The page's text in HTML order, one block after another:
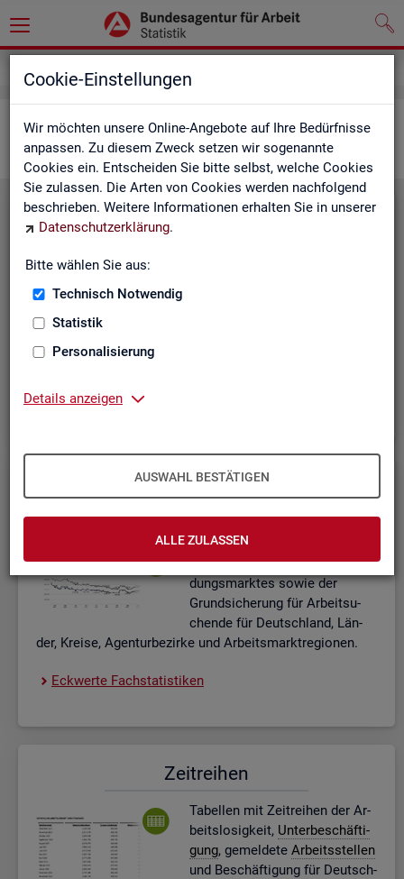
Cookie-Einstellungen
Wir möchten unsere Online-Angebote auf Ihre Bedürfnisse
anpassen. Zu diesem Zweck setzen wir sogenannte
Cookies ein. Entscheiden Sie bitte selbst, welche Cookies
Sie zulassen. Die Arten von Cookies werden nachfolgend
beschrieben. Weitere Informationen erhalten Sie in unserer
Datenschutzerklärung.
Bitte wählen Sie aus:
Technisch Notwendig
Statistik
Personalisierung
Details anzeigen
AUSWAHL BESTÄTIGEN
ALLE ZULASSEN
Ar­beits­markt im Über­blick
Eck­wer­te Ar­beits­markt
Eck­wer­te Ar­beits­markt
Eck­wer­te Fach­sta­tis­ti­ken
bel­len zu den ak­tu­el­len Eck­
wer­ten des Ar­beits- und Aus­bil­
dungs­mark­tes sowie der
Grund­si­che­rung für Ar­beit­su­
chen­de für Deutsch­land, Län­
der, Krei­se, Agen­tur­be­zir­ke und Ar­beits­markt­re­gio­nen.
Eck­wer­te Fach­sta­tis­ti­ken
Zeit­rei­hen
Ta­bel­len mit Zeit­rei­hen der Ar­
beits­lo­sig­keit, Un­ter­be­schäf­ti­
gung, ge­mel­de­te Ar­beits­stel­len
und Be­schäf­ti­gung für Deutsch­